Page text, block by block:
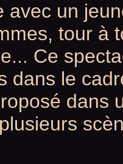
avec un
tour à
Ce
dans le
dans